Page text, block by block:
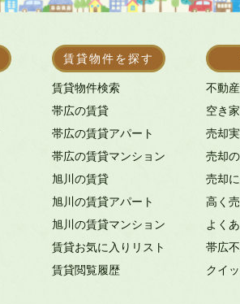
賃貸物件を探す
賃貸物件検索
帯広の賃貸
帯広の賃貸アパート
帯広の賃貸マンション
旭川の賃貸
旭川の賃貸アパート
旭川の賃貸マンション
賃貸お気に入りリスト
賃貸閲覧履歴
不動
空き
売却
売却
売却
高く
よく
帯広
クイ